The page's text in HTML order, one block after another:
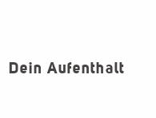
Dein Aufenthalt